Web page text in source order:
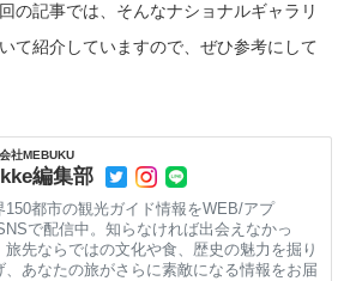
の記事では、そんなナショナルギャラリ
て紹介していますので、ぜひ参考にして
社MEBUKU
編集部
150都市の観光ガイド情報をWEB/アプ
で配信中。知らなければ出会えなかっ
旅先ならではの文化や食、歴史の魅力を掘り
、あなたの旅がさらに素敵になる情報をお届